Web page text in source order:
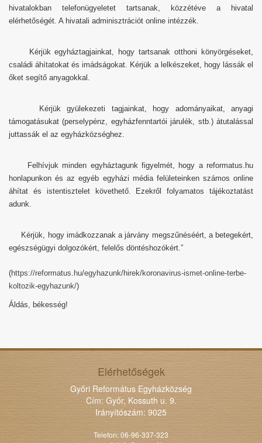
hivatalokban telefonügyeletet tartsanak, közzétéve a hivatal
elérhetőségét. A hivatali adminisztrációt online intézzék.
Kérjük egyháztagjainkat, hogy tartsanak otthoni könyörgéseket,
családi áhítatokat és imádságokat. Kérjük a lelkészeket, hogy lássák el
őket segítő anyagokkal.
Kérjük gyülekezeti tagjainkat, hogy adományaikat, anyagi
támogatásukat (perselypénz, egyházfenntartói járulék, stb.) átutalással
juttassák el az egyházközséghez.
Felhívjuk minden egyháztagunk figyelmét, hogy a reformatus.hu
honlapunkon és az egyéb egyházi média felületeinken számos online
áhítat és istentisztelet követhető. Ezekről folyamatos tájékoztatást
adunk.
Kérjük, hogy imádkozzanak a járvány megszűnéséért, a betegekért,
egészségügyi dolgozókért, felelős döntéshozókért.”
(https://reformatus.hu/egyhazunk/hirek/koronavirus-ismet-online-terbe-
koltozik-egyhazunk/)
Áldás, békesség!
Elérhetőségek
Győri Református Egyházközség
Cím: Győr, Kossuth u. 9.
Irányítószám: 9025
Telefon: 06-96-337-323